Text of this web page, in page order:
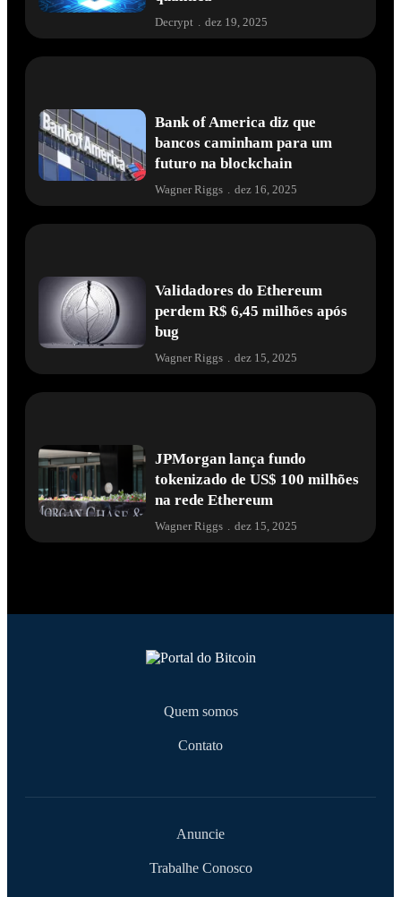
Decrypt dez 19, 2025
Bank of America diz que
bancos caminham para um
futuro na blockchain
Wagner Riggs . dez 16, 2025
Validadores do Ethereum
perdem R$ 6,45 milhões após
bug
Wagner Riggs . dez 15, 2025
JPMorgan lança fundo
tokenizado de US$ 100 milhões
na rede Ethereum
Wagner Riggs dez 15, 2025
Quem somos
Contato
Anuncie
Trabalhe Conosco